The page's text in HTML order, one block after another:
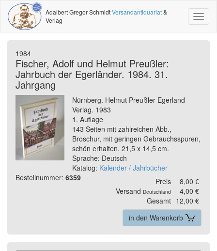
Adalbert Gregor SchmidtVersandantiquariat&
Verlag
1984
Fischer, Adolf und Helmut Preußler:
Jahrbuch der Egerländer. 1984. 31.
Jahrgang
Nürnberg. Helmut Preußler-Egerland-
Verlag. 1983
1. Auflage
143 Seiten mit zahlreichen Abb.,
Broschur, mit geringen Gebrauchsspuren,
schön erhalten. 21,5 x 14,5 cm.
Sprache: Deutsch
Katalog: Kalender / Jahrbücher
Bestellnummer: 6359 Preis
8,00 €
Versand Deutschland
4,00 €
Gesamt 12,00 €
in den Warenkorb